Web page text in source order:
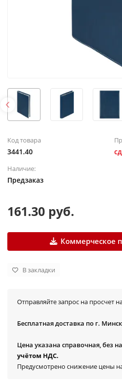
Код товара
3441.40
Наличие:
Предзаказ
161.30 руб.
Коммерческое
В закладки
Отправляйте запрос на просчет
Бесплатная доставка по г.
Цена указана справочная, без
учётом НДС.
Предусмотрено снижение цены